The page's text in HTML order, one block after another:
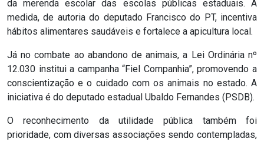
CÂMARA
DE
NATAL
CÂMARA
FEDERAL
da merenda escolar das escolas públicas estaduais. A
medida, de autoria do deputado Francisco do PT, incentiva
hábitos alimentares saudáveis e fortalece a apicultura local.
Já no combate ao abandono de animais, a Lei Ordinária nº
12.030 institui a campanha “Fiel Companhia”, promovendo a
conscientização e o cuidado com os animais no estado. A
iniciativa é do deputado estadual Ubaldo Fernandes (PSDB).
O reconhecimento da utilidade pública também foi
prioridade, com diversas associações sendo contempladas,